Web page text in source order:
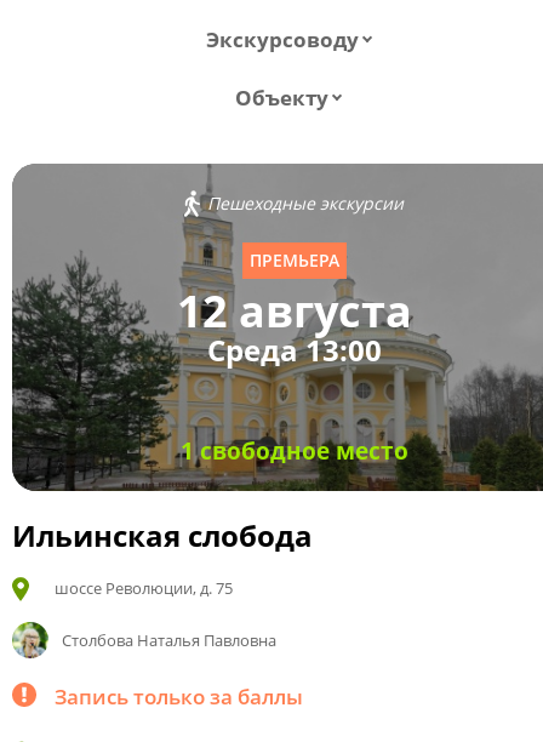
Экскурсоводу
Объекту
Пешеходные экскурсии
ПРЕМЬЕРА
12 августа
Среда 13:00
1 свободное место
Ильинская слобода
шоссе Революции, д. 75
Столбова Наталья Павловна
Запись только за баллы